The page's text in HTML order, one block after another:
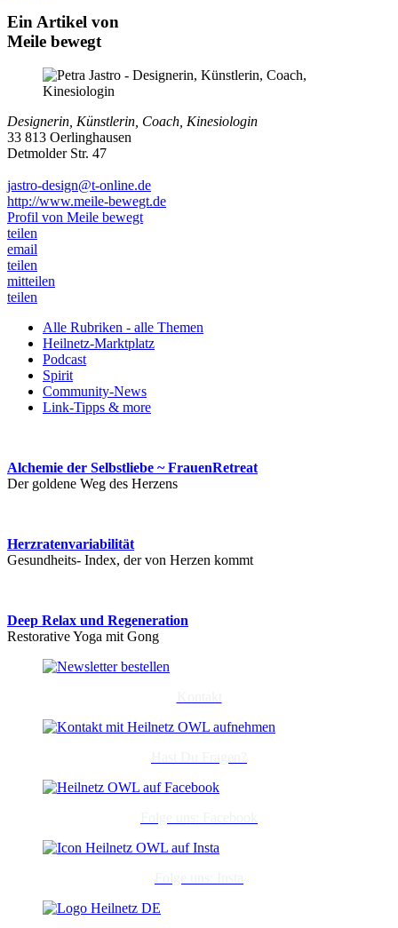
Ein Artikel von
Meile bewegt
Designerin, Künstlerin, Coach, Kinesiologin
33 813 Oerlinghausen
Detmolder Str. 47
jastro-design@t-online.de
http://www.meile-bewegt.de
Profil von Meile bewegt
teilen
email
teilen
mitteilen
teilen
Alle Rubriken - alle Themen
Heilnetz-Marktplatz
Podcast
Spirit
Community-News
Link-Tipps & more
Alchemie der Selbstliebe ~ FrauenRetreat
Der goldene Weg des Herzens
Herzratenvariabilität
Gesundheits- Index, der von Herzen kommt
Deep Relax und Regeneration
Restorative Yoga mit Gong